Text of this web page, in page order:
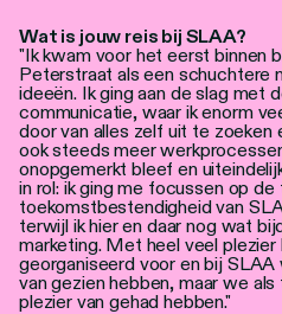
Wat is jouw reis bij SLAA?
"Ik kwam voor het eerst binnen
Peterstraat als een schuchtere
ideeën. Ik ging aan de slag met
communicatie, waar ik enorm
door van alles zelf uit te zoeken
ook steeds meer
onopgemerkt bleef en
in rol: ik ging me focussen op
toekomstbestendigheid van
terwijl ik hier en daar nog wat
marketing. Met heel veel plezier
georganiseerd voor en bij
van gezien hebben, maar we
plezier van gehad hebben."
Stadsdichter